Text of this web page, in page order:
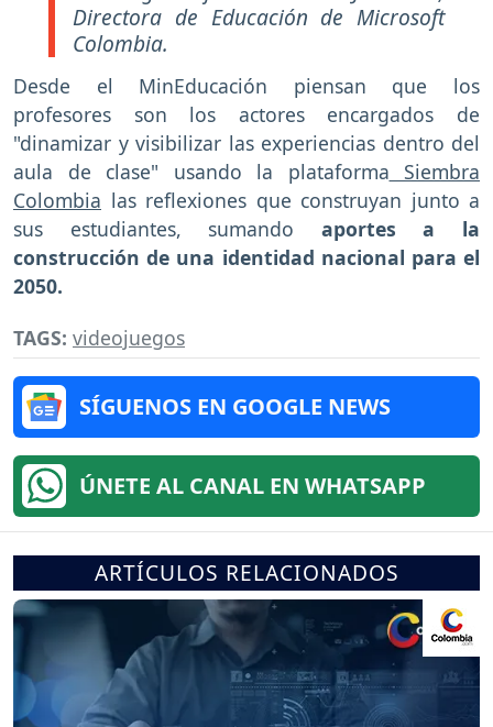
Directora de Educación de Microsoft
Colombia.
Desde el MinEducación piensan que los
profesores son los actores encargados de
"dinamizar y visibilizar las experiencias dentro del
aula de clase" usando la plataforma Siembra
Colombia las reflexiones que construyan junto a
sus estudiantes, sumando aportes a la
construcción de una identidad nacional para el
2050.
TAGS: videojuegos
SÍGUENOS EN GOOGLE NEWS
ÚNETE AL CANAL EN WHATSAPP
ARTÍCULOS RELACIONADOS